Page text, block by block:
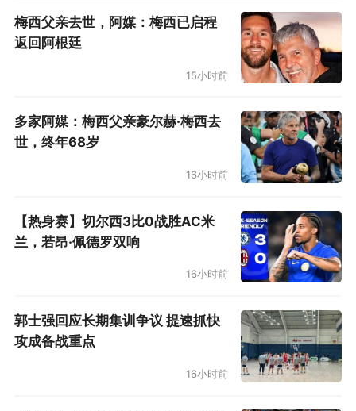
作、判断和境界，低级的似乎还不如巴托梅乌；
最后，先骗梅西巴萨能清出空间续约这种做法，
然后突然官宣离队不地道，这甚至搞不清拉波尔
塔是业务水平有限还是为人阴险...
事已至此，以拉波尔塔发布会的口风来看，梅西
离队出现反转的可能性已经微乎其微了，巴萨无
球迷有些悲愤的另一个消息是：据滨岩老师透
漏，梅西和巴萨敲定合同第一年的年薪已经低至
税后2000万欧，这已经不是巴萨的顶薪了，格列
兹曼的3000万欧级别要高于梅西，足见梅西的诚
意和巴萨此前挖坑的昏庸...
至于梅西的下家，大巴黎>曼城：
梅西父亲去世，阿媒：梅西已启程
返回阿根廷
15小时前
多家阿媒：梅西父亲豪尔赫·梅西去
世，终年68岁
16小时前
【热身赛】切尔西3比0战胜AC米
兰，若昂·佩德罗双响
16小时前
郭士强回应长期集训争议 提速抓快
攻成备战重点
16小时前